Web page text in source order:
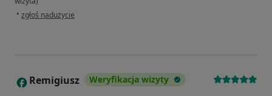
• w opinii użytkownika Wiktoria
zgłoś nadużycie
R Remigiusz Weryfikacja wizyty